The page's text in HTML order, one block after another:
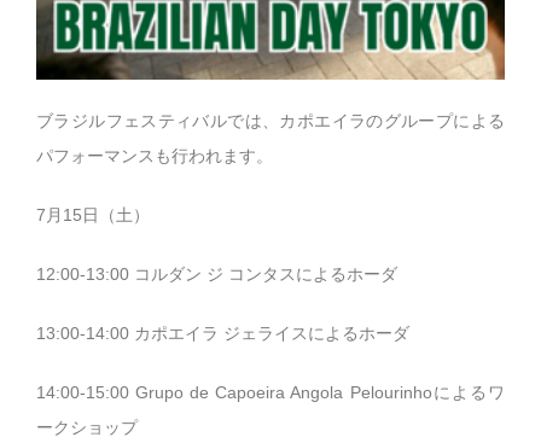
ブラジルフェスティバルでは、カポエイラのグループによる
パフォーマンスも行われます。
7月15日（土）
12:00-13:00 コルダン ジ コンタスによるホーダ
13:00-14:00 カポエイラ ジェライスによるホーダ
14:00-15:00 Grupo de Capoeira Angola Pelourinhoによるワ
ークショップ